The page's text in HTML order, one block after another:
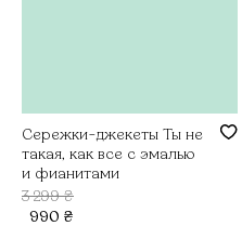
Сережки-джекеты Ты не
такая, как все с эмалью
и фианитами
3 299₴
990 ₴